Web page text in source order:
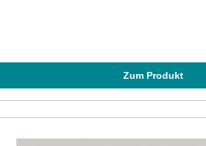
Daten sind nicht
und Oberflächen auf einem
Zum Produkt